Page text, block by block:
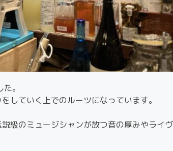
。
していく上でのルーツになっています。
級のミュージシャンが放つ音の厚みやライ